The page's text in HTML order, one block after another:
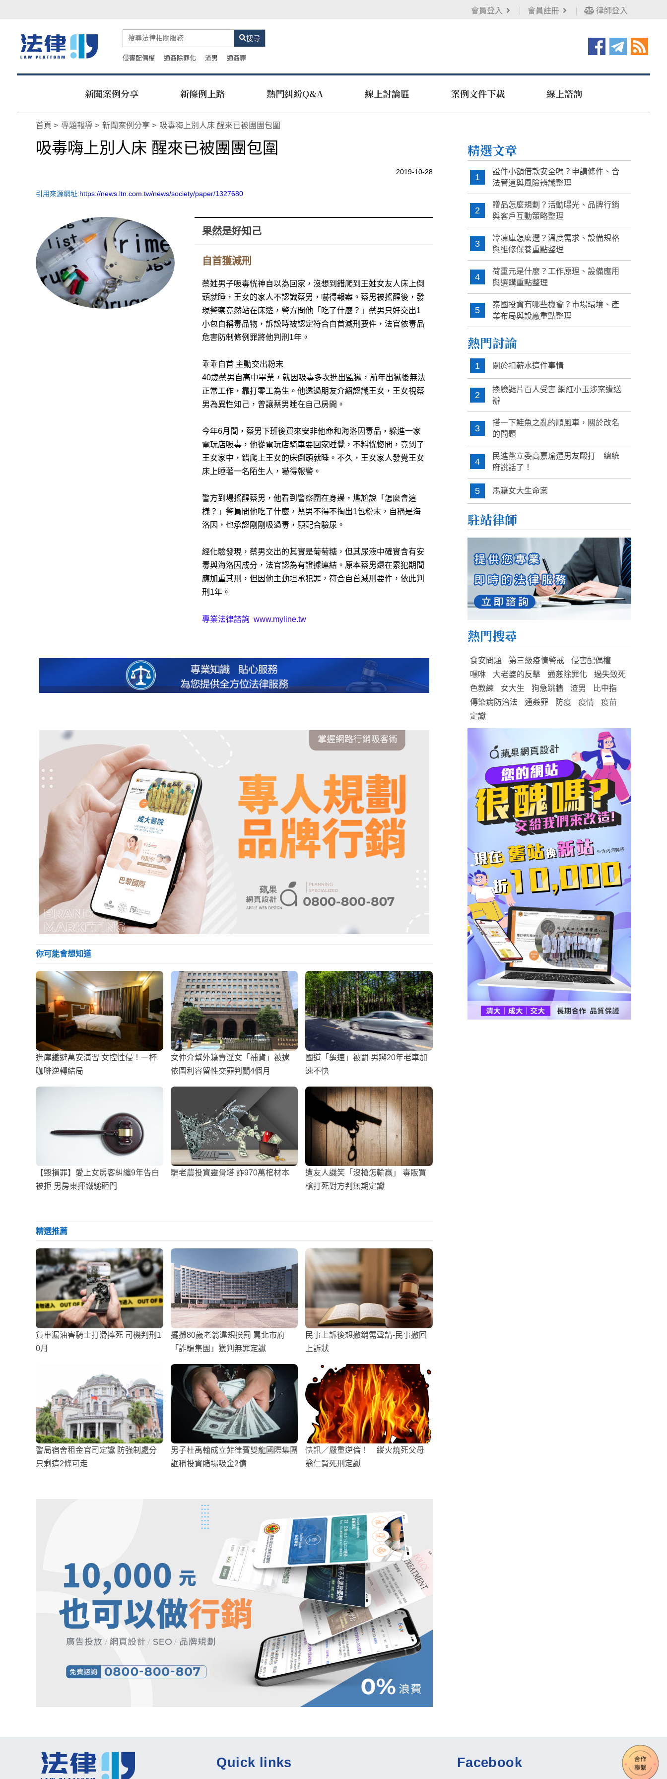
會員登入 會員註冊 律師登入
搜尋
侵害配偶權 通姦除罪化 渣男 通姦罪
新聞案例分享 新條例上路 熱門糾紛Q&A 線上討論區 案例文件下載 線上諮詢
首頁 專題報導 新聞案例分享 吸毒嗨上別人床 醒來已被團團包圍
吸毒嗨上別人床 醒來已被團團包圍
2019-10-28
引用來源網址:https://news.ltn.com.tw/news/society/paper/1327680
果然是好知己
自首獲減刑
蔡姓男子吸毒恍神自以為回家，沒想到錯爬到王姓女友人床上倒
頭就睡，王女的家人不認識蔡男，嚇得報案。蔡男被搖醒後，發
現警察竟然站在床邊，警方問他「吃了什麼？」蔡男只好交出1
小包自稱毒品物，訴訟時被認定符合自首減刑要件，法官依毒品
危害防制條例罪將他判刑1年。
乖乖自首 主動交出粉末
40歲蔡男自高中畢業，就因吸毒多次進出監獄，前年出獄後無法
正常工作，靠打零工為生。他透過朋友介紹認識王女，王女視蔡
男為異性知己，曾讓蔡男睡在自己房間。
今年6月間，蔡男下班後買來安非他命和海洛因毒品，躲進一家
電玩店吸毒，他從電玩店騎車要回家睡覺，不料恍惚間，竟到了
王女家中，錯爬上王女的床倒頭就睡。不久，王女家人發覺王女
床上睡著一名陌生人，嚇得報警。
警方到場搖醒蔡男，他看到警察圍在身邊，尷尬說「怎麼會這
樣？」警員問他吃了什麼，蔡男不得不掏出1包粉末，自稱是海
洛因，也承認剛剛吸過毒，願配合驗尿。
經化驗發現，蔡男交出的其實是葡萄糖，但其尿液中確實含有安
毒與海洛因成分，法官認為有證據連結。原本蔡男還在累犯期間
應加重其刑，但因他主動坦承犯罪，符合自首減刑要件，依此判
刑1年。
專業法律諮詢 www.myline.tw
你可能會想知道
進摩鐵避萬安演習 女控性侵！一杯
咖啡逆轉結局
女仲介幫外籍賣淫女「補貨」被逮
依圖利容留性交罪判關4個月
國道「龜速」被罰 男辯20年老車加
速不快
【毀損罪】愛上女房客糾纏9年告白
被拒 男房東揮鐵鎚砸門
騙老農投資靈骨塔 詐970萬棺材本
遭友人譏笑「沒槍怎輸贏」 毒販買
槍打死對方判無期定讞
精選推薦
貨車漏油害騎士打滑摔死 司機判刑1
0月
擺攤80歲老翁違規挨罰 罵北市府
「詐騙集團」獲判無罪定讞
民事上訴後想撤銷需聲請-民事撤回
上訴狀
警局宿舍租金官司定讞 防強制處分
只剩這2條可走
男子杜禹翰成立菲律賓雙龍國際集團
誆稱投資賭場吸金2億
快訊／嚴重逆倫！ 縱火燒死父母
翁仁賢死刑定讞
精選文章
1
證件小額借款安全嗎？申請條件、合
法管道與風險辨識整理
2
贈品怎麼規劃？活動曝光、品牌行銷
與客戶互動策略整理
3
冷凍庫怎麼選？溫度需求、設備規格
與維修保養重點整理
4
荷重元是什麼？工作原理、設備應用
與選購重點整理
5
泰國投資有哪些機會？市場環境、產
業布局與設廠重點整理
熱門討論
1 關於扣薪水這件事情
2
換臉謎片百人受害 網紅小玉涉案遭送
辦
3
搭一下鮭魚之亂的順風車，關於改名
的問題
4
民進黨立委高嘉瑜遭男友毆打 總統
府說話了！
5 馬籍女大生命案
駐站律師
熱門搜尋
食安問題 第三級疫情警戒
侵害配偶權
嘿咻
大老婆的反擊 通姦除罪化
過失致死
色教練
女大生 狗急跳牆 渣男
比中指
傳染病防治法
通姦罪 防疫 疫情
疫苗
定讞
Quick links Facebook